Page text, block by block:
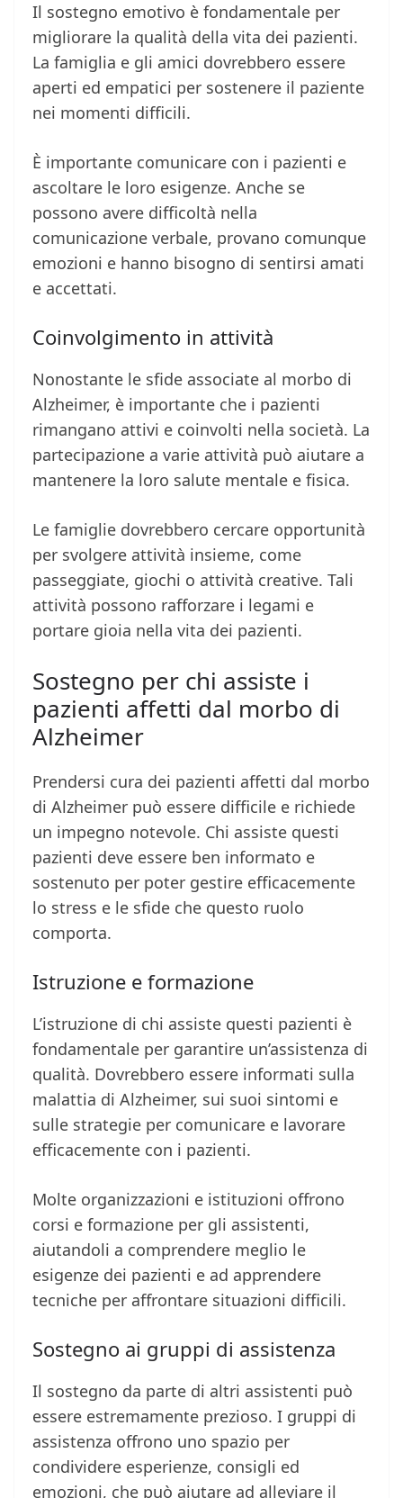
Il sostegno emotivo è fondamentale per
migliorare la qualità della vita dei pazienti.
La famiglia e gli amici dovrebbero essere
aperti ed empatici per sostenere il paziente
nei momenti difficili.
È importante comunicare con i pazienti e
ascoltare le loro esigenze. Anche se
possono avere difficoltà nella
comunicazione verbale, provano comunque
emozioni e hanno bisogno di sentirsi amati
e accettati.
Coinvolgimento in attività
Nonostante le sfide associate al morbo di
Alzheimer, è importante che i pazienti
rimangano attivi e coinvolti nella società. La
partecipazione a varie attività può aiutare a
mantenere la loro salute mentale e fisica.
Le famiglie dovrebbero cercare opportunità
per svolgere attività insieme, come
passeggiate, giochi o attività creative. Tali
attività possono rafforzare i legami e
portare gioia nella vita dei pazienti.
Sostegno per chi assiste i
pazienti affetti dal morbo di
Alzheimer
Prendersi cura dei pazienti affetti dal morbo
di Alzheimer può essere difficile e richiede
un impegno notevole. Chi assiste questi
pazienti deve essere ben informato e
sostenuto per poter gestire efficacemente
lo stress e le sfide che questo ruolo
comporta.
Istruzione e formazione
L’istruzione di chi assiste questi pazienti è
fondamentale per garantire un’assistenza di
qualità. Dovrebbero essere informati sulla
malattia di Alzheimer, sui suoi sintomi e
sulle strategie per comunicare e lavorare
efficacemente con i pazienti.
Molte organizzazioni e istituzioni offrono
corsi e formazione per gli assistenti,
aiutandoli a comprendere meglio le
esigenze dei pazienti e ad apprendere
tecniche per affrontare situazioni difficili.
Sostegno ai gruppi di assistenza
Il sostegno da parte di altri assistenti può
essere estremamente prezioso. I gruppi di
assistenza offrono uno spazio per
condividere esperienze, consigli ed
emozioni, che può aiutare ad alleviare il